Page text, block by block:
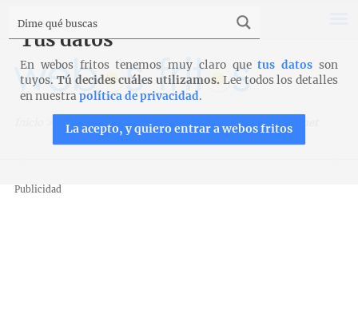
Recetas Entrantes y aperitivos Aperitivo gourmet
Publicidad
Tus datos
En webos fritos tenemos muy claro quetus datos son
tuyos. Tú decides cuáles utilizamos. Lee todos los detalles
en nuestrapolítica de privacidad.
La acepto, y quiero entrar a webos fritos